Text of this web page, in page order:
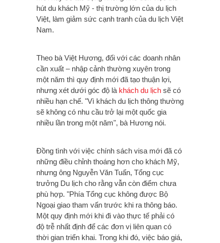
hút du khách Mỹ - thị trường lớn của du lịch
Việt, làm giảm sức cạnh tranh của du lịch Việt
Nam.
Theo bà Việt Hương, đối với các doanh nhân
cần xuất – nhập cảnh thường xuyên trong
một năm thì quy định mới đã tạo thuận lợi,
nhưng xét dưới góc độ là khách du lịch sẽ có
nhiều hạn chế. "Vì khách du lịch thông thường
sẽ không có nhu cầu trở lại một quốc gia
nhiều lần trong một năm", bà Hương nói.
Đồng tình với việc chính sách visa mới đã có
những điều chỉnh thoáng hơn cho khách Mỹ,
nhưng ông Nguyễn Văn Tuấn, Tổng cục
trưởng Du lịch cho rằng vẫn còn điểm chưa
phù hợp. "Phía Tổng cục không được Bộ
Ngoại giao tham vấn trước khi ra thông báo.
Một quy định mới khi đi vào thực tế phải có
độ trễ nhất định để các đơn vị liên quan có
thời gian triển khai. Trong khi đó, việc báo giá,